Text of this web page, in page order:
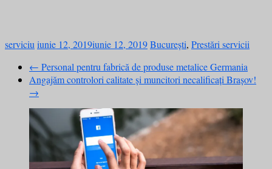
serviciuiunie 12, 2019iunie 12, 2019București, Prestări servicii
← Personal pentru fabrică de produse metalice Germania
Angajăm controlori calitate și muncitori necalificați Brașov!
→